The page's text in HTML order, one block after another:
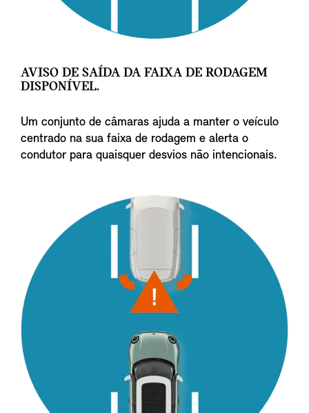
AVISO DE SAÍDA DA FAIXA DE RODAGEM
DISPONÍVEL.
Um conjunto de câmaras ajuda a manter o veículo
centrado na sua faixa de rodagem e alerta o
condutor para quaisquer desvios não intencionais.